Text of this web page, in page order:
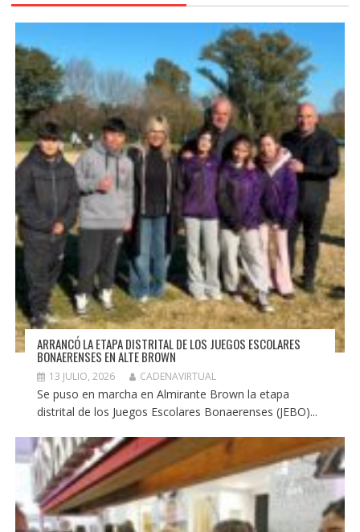
ARRANCÓ LA ETAPA DISTRITAL DE LOS JUEGOS ESCOLARES
BONAERENSES EN ALTE BROWN
13 JULIO, 2026 CADENAVIRTUAL
Se puso en marcha en Almirante Brown la etapa
distrital de los Juegos Escolares Bonaerenses (JEBO)...